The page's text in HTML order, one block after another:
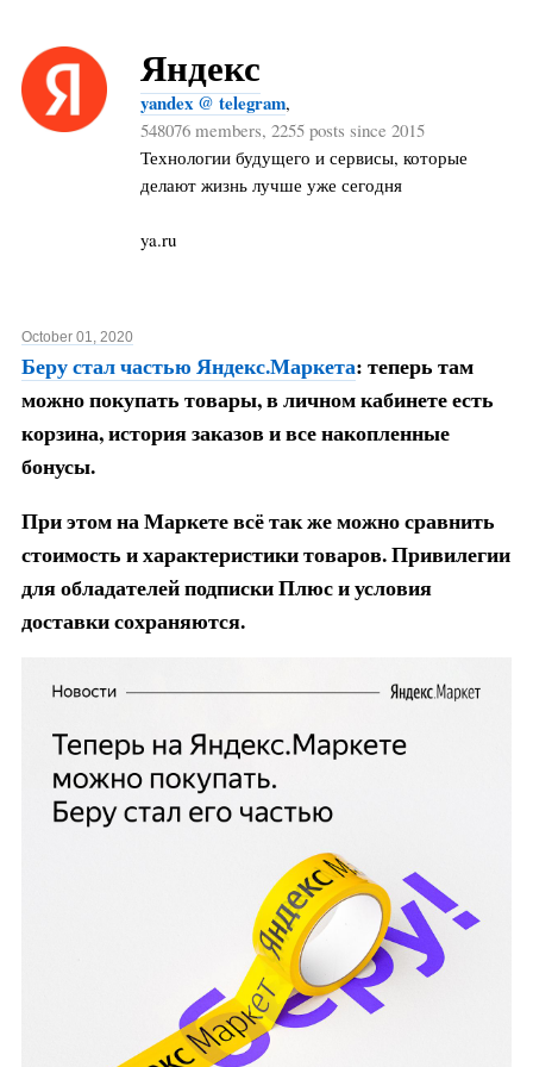
Яндекс
yandex @ telegram,
548076 members, 2255 posts since 2015
Технологии будущего и сервисы, которые
делают жизнь лучше уже сегодня
ya.ru
October 01, 2020
Беру стал частью Яндекс.Маркета: теперь там
можно покупать товары, в личном кабинете есть
корзина, история заказов и все накопленные
бонусы.
При этом на Маркете всё так же можно сравнить
стоимость и характеристики товаров. Привилегии
для обладателей подписки Плюс и условия
доставки сохраняются.